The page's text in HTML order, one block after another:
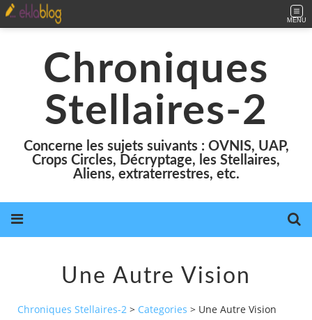
MENU
Chroniques
Stellaires-2
Concerne les sujets suivants : OVNIS, UAP,
Crops Circles, Décryptage, les Stellaires,
Aliens, extraterrestres, etc.
Une Autre Vision
Chroniques Stellaires-2 > Categories > Une Autre Vision